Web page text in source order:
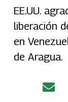
EE.UU.
liberación
en
de Aragua.